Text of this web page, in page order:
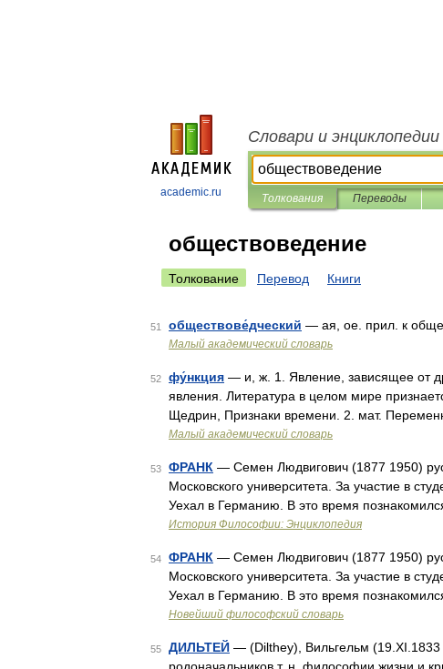
academic.ru
Словари и
Толкования Переводы
обществоведение
Толкование Перевод Книги
51 обществове́дческий — ая, ое. прил. к
Малый академический словарь
52 фу́нкция — и, ж. 1. Явление, зависящее от
явления. Литература в целом мире
Щедрин, Признаки времени. 2. мат.
Малый академический словарь
53 ФРАНК — Семен Людвигович (1877 1950)
Московского университета. За участие в
Уехал в Германию. В это время
История Философии: Энциклопедия
54 ФРАНК — Семен Людвигович (1877 1950)
Московского университета. За участие в
Уехал в Германию. В это время
Новейший философский словарь
55 ДИЛЬТЕЙ — (Dilthey), Вильгельм